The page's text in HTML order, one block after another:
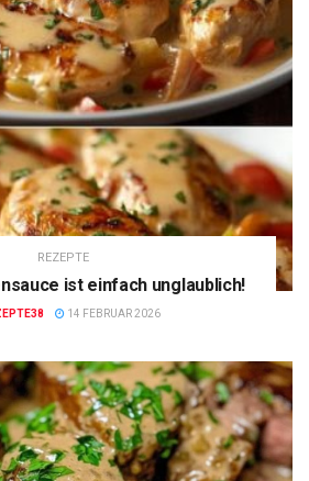
REZEPTE
ist einfach unglaublich!
14 FEBRUAR 2026